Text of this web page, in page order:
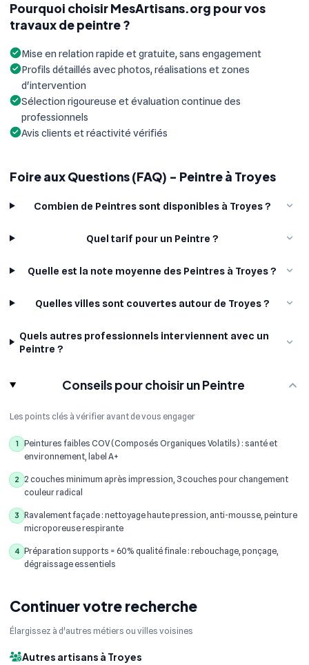
Pourquoi choisir MesArtisans.org pour vos
travaux de peintre ?
Mise en relation rapide et gratuite, sans engagement
Profils détaillés avec photos, réalisations et zones
d'intervention
Sélection rigoureuse et évaluation continue des
professionnels
Avis clients et réactivité vérifiés
Foire aux Questions (FAQ) - Peintre à Troyes
Combien de Peintres sont disponibles à Troyes ?
Quel tarif pour un Peintre ?
Quelle est la note moyenne des Peintres à Troyes ?
Quelles villes sont couvertes autour de Troyes ?
Quels autres professionnels interviennent avec un
Peintre ?
Conseils pour choisir un Peintre
Les points clés à vérifier avant de vous engager
1
Peintures faibles COV (Composés Organiques Volatils) : santé et
environnement, label A+
2
2 couches minimum après impression, 3 couches pour changement
couleur radical
3
Ravalement façade : nettoyage haute pression, anti-mousse, peinture
microporeuse respirante
4 Préparation supports = 60% qualité finale : rebouchage, ponçage,
dégraissage essentiels
Continuer votre recherche
Élargissez à d'autres métiers ou villes voisines
Autres artisans à Troyes